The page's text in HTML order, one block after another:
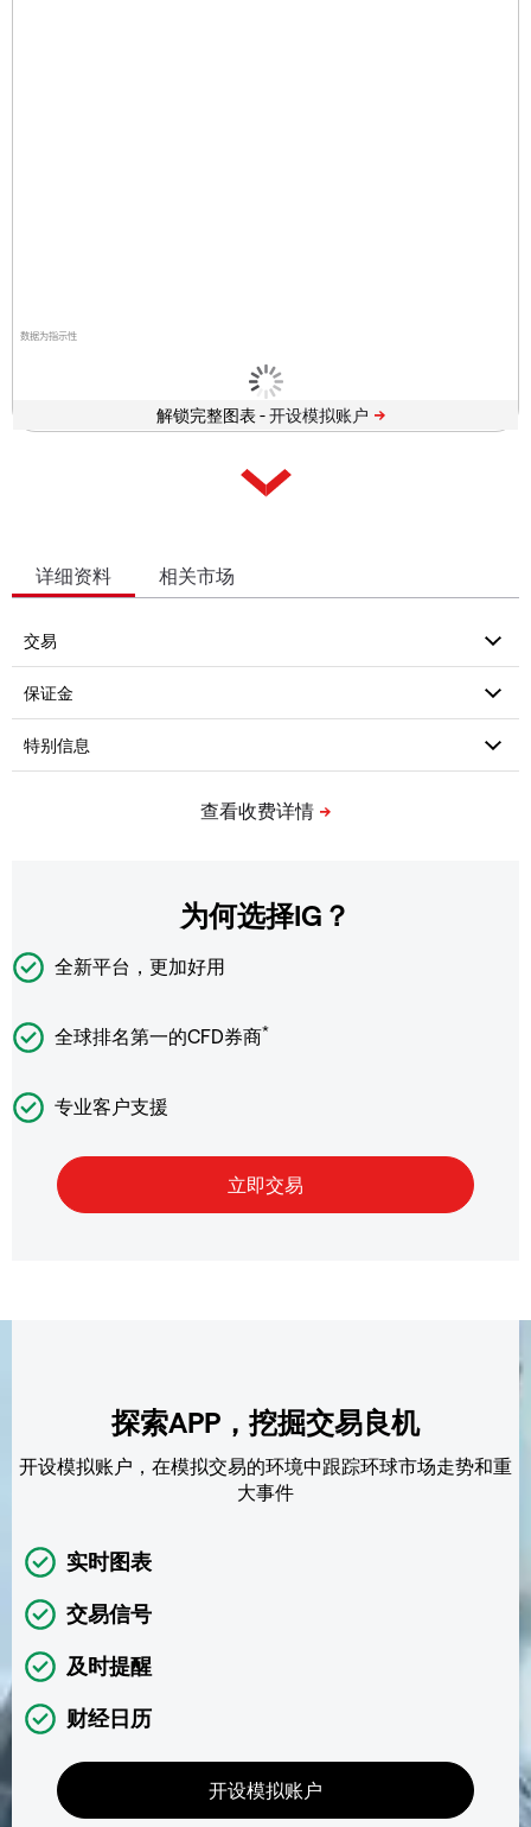
数据为指示性
解锁完整图表 -
详细资料 相关市场
为何选择IG？
全新平台，更加好用
全球排名第一的CFD券商*
专业客户支援
探索APP，挖掘交易良机
开设模拟账户，在模拟交易的环境中跟踪环球市场走势和重
大事件
实时图表
交易信号
及时提醒
财经日历